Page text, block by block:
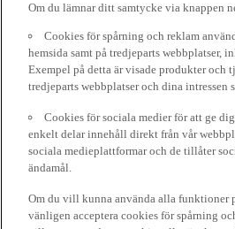
Om du lämnar ditt samtycke via knappen
Cookies för spårning och reklam
hemsida samt på tredjeparts webbplatser,
Exempel på detta är visade produkter
tredjeparts webbplatser och dina intressen
Cookies för sociala medier för att ge
enkelt delar innehåll direkt från vår
sociala medieplattformar och de tillåter
ändamål.
Om du vill kunna använda alla funktioner
vänligen acceptera cookies för spårning